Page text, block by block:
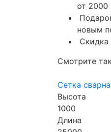
от 2000
новым
Скидка
Смотрите
Сетка
Высота
1000
Длина